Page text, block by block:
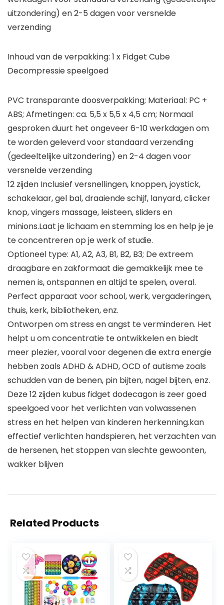
uitzondering) en 2-5 dagen voor versnelde
verzending
Inhoud van de verpakking: 1 x Fidget Cube
Decompressie speelgoed
PVC transparante doosverpakking; Materiaal: PC +
ABS; Afmetingen: ca. 5,5 x 5,5 x 4,5 cm; Normaal
gesproken duurt het ongeveer 6-10 werkdagen om
te worden geleverd voor standaard verzending
(gedeeltelijke uitzondering) en 2-4 dagen voor
versnelde verzending
12 zijden Inclusief versnellingen, knoppen, joystick,
schakelaar, gel bal, draaiende schijf, lanyard, clicker
knop, vingers massage, leisteen, sliders en
minions.Laat je lichaam en stemming los en help je je
te concentreren op je werk of studie.
Optioneel type: A1, A2, A3, B1, B2, B3; De extreem
draagbare en zakformaat die gemakkelijk mee te
nemen is, ontspannen en altijd te spelen, overal.
Perfect apparaat voor school, werk, vergaderingen,
thuis, kerk, bibliotheken, enz.
Ontworpen om stress en angst te verminderen. Het
helpt u om concentratie te ontwikkelen en biedt
meer plezier, vooral voor degenen die extra energie
hebben zoals ADHD & ADHD, OCD of autisme zoals
schudden van de benen, pin bijten, nagel bijten, enz.
Deze 12 zijden kubus fidget dodecagon is zeer goed
speelgoed voor het verlichten van volwassenen
stress en het helpen van kinderen herkenning.kan
effectief verlichten handspieren, het verzachten van
de hersenen, het stoppen van slechte gewoonten,
wakker blijven
Related Products